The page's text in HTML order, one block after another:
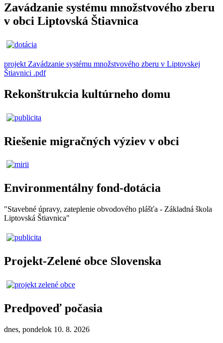
Zavádzanie systému množstvového zberu
v obci Liptovská Štiavnica
projekt Zavádzanie systému množstvového zberu v Liptovskej
Štiavnici .pdf
Rekonštrukcia kultúrneho domu
Riešenie migračných výziev v obci
Environmentálny fond-dotácia
"Stavebné úpravy, zateplenie obvodového plášťa - Základná škola
Liptovská Štiavnica"
Projekt-Zelené obce Slovenska
Predpoveď počasia
dnes, pondelok 10. 8. 2026